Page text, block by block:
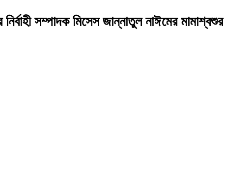
সম্পাদক মিসেস জান্নাতুল নাঈমের